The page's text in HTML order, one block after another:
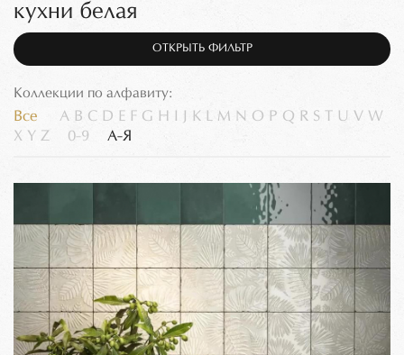
кухни белая
ОТКРЫТЬ ФИЛЬТР
Коллекции по алфавиту:
Все A B C D E F G H K L M N O P Q R S U V W
X Y Z 0-9 А-Я